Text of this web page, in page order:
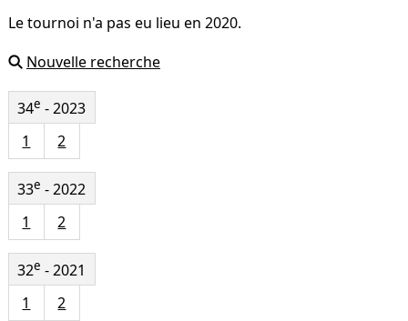
Le tournoi n'a pas eu lieu en 2020.
Nouvelle recherche
34e - 2023
1
2
33e - 2022
1
2
32e - 2021
1
2